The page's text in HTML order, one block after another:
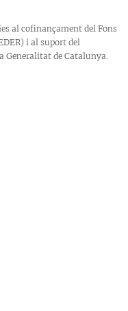
al cofinançament del Fons
i al suport del
Generalitat de Catalunya.